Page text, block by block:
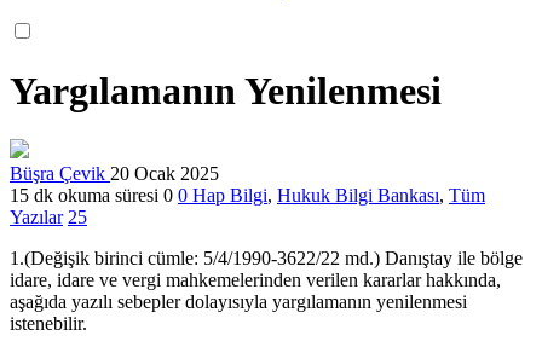
Yargılamanın Yenilenmesi
Büşra Çevik 20 Ocak 2025
15 dk okuma süresi 0 0 Hap Bilgi, Hukuk Bilgi Bankası, Tüm
Yazılar 25
1.(Değişik birinci cümle: 5/4/1990-3622/22 md.) Danıştay ile bölge
idare, idare ve vergi mahkemelerinden verilen kararlar hakkında,
aşağıda yazılı sebepler dolayısıyla yargılamanın yenilenmesi
istenebilir.